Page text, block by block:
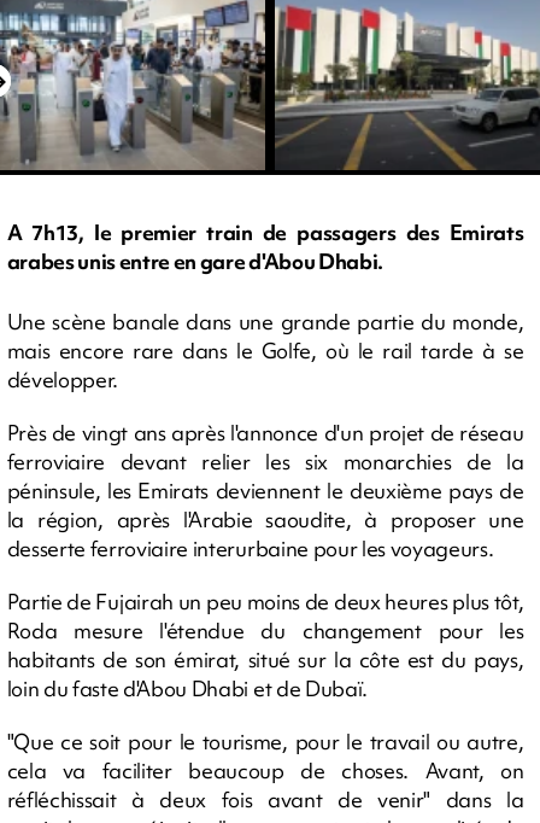
A 7h13, le premier train de passagers des Emirats
arabes unis entre en gare d'Abou Dhabi.
Une scène banale dans une grande partie du monde,
mais encore rare dans le Golfe, où le rail tarde à se
développer.
Près de vingt ans après l'annonce d'un projet de réseau
ferroviaire devant relier les six monarchies de la
péninsule, les Emirats deviennent le deuxième pays de
la région, après l'Arabie saoudite, à proposer une
desserte ferroviaire interurbaine pour les voyageurs.
Partie de Fujairah un peu moins de deux heures plus tôt,
Roda mesure l'étendue du changement pour les
habitants de son émirat, situé sur la côte est du pays,
loin du faste d'Abou Dhabi et de Dubaï.
"Que ce soit pour le tourisme, pour le travail ou autre,
cela va faciliter beaucoup de choses. Avant, on
réfléchissait à deux fois avant de venir" dans la